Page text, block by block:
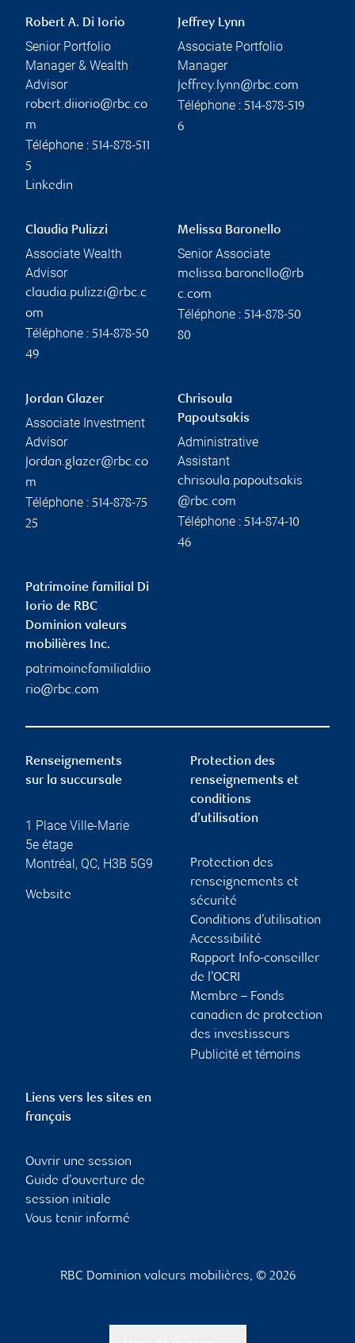
Robert A. Di Iorio
Senior Portfolio
Manager & Wealth
Advisor
robert.diiorio@rbc.co
m
Téléphone : 514-878-511
5
Linkedin
Jeffrey Lynn
Associate Portfolio
Manager
jeffrey.lynn@rbc.com
Téléphone : 514-878-519
6
Claudia Pulizzi
Associate Wealth
Advisor
claudia.pulizzi@rbc.c
om
Téléphone : 514-878-50
49
Melissa Baronello
Senior Associate
melissa.baronello@rb
c.com
Téléphone : 514-878-50
80
Jordan Glazer
Associate Investment
Advisor
jordan.glazer@rbc.co
m
Téléphone : 514-878-75
25
Chrisoula
Papoutsakis
Administrative
Assistant
chrisoula.papoutsakis
@rbc.com
Téléphone : 514-874-10
46
Patrimoine familial Di
Iorio de RBC
Dominion valeurs
mobilières Inc.
patrimoinefamilialdiio
rio@rbc.com
Renseignements
sur la succursale
1 Place Ville-Marie
5e étage
Montréal, QC, H3B 5G9
Website
Protection des
renseignements et
conditions
d’utilisation
Protection des
renseignements et
sécurité
Conditions d’utilisation
Accessibilité
Rapport Info-conseiller
de l’OCRI
Membre – Fonds
canadien de protection
des investisseurs
Publicité et témoins
Liens vers les sites en
français
Ouvrir une session
Guide d’ouverture de
session initiale
Vous tenir informé
RBC Dominion valeurs mobilières, © 2026